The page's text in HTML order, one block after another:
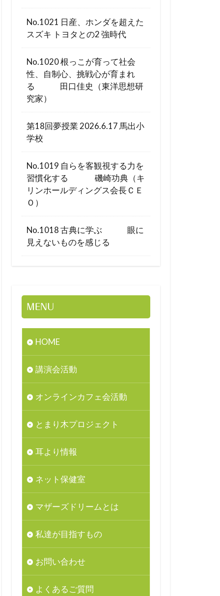
No.1021 日産、ホンダを超えた
スズキ トヨタとの2 強時代
No.1020 根っこが育って社会
性、自制心、挑戦心が育まれ
る 田口佳史（東洋思想研
究家）
第18回夢授業 2026.6.17 馬出小
学校
No.1019 自らを客観視する力を
習慣化する 磯崎功典（キ
リンホールディングス会長ＣＥ
Ｏ）
No.1018 古典に学ぶ 眼に
見えないものを感じる
MENU
HOME
講演会活動
オンラインカフェ会活動
とまり木プロジェクト
耳より情報
ネット保健室
マザーズドリームとは
私達が目指すもの
お問い合わせ
よくあるご質問